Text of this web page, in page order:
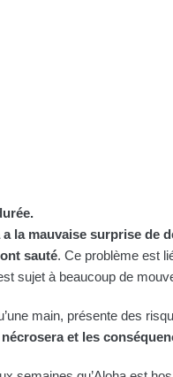
a la mauvaise surprise de
sauté. Ce problème est
sujet à beaucoup de
main, présente des
nécrosera et les